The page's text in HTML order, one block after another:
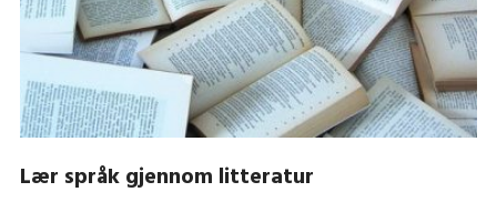
Lær språk gjennom litteratur